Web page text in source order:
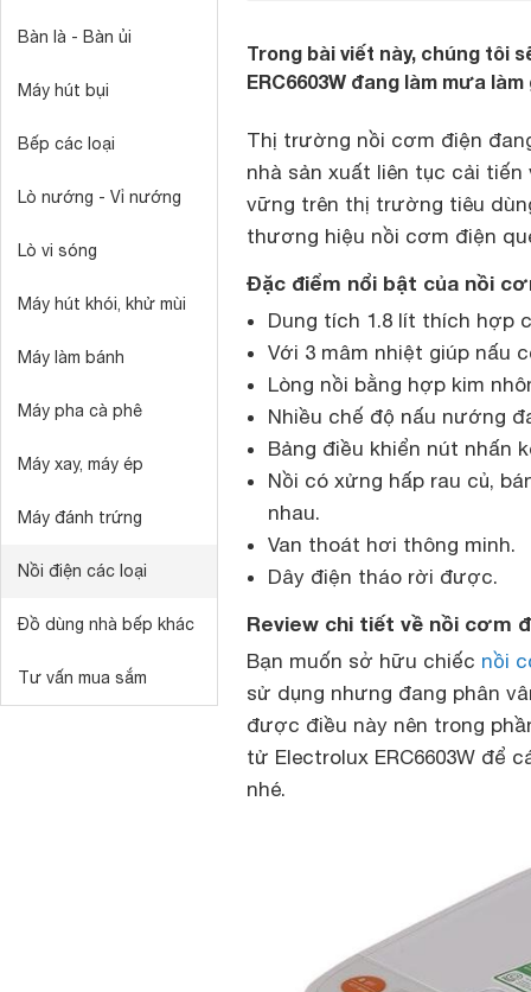
Bàn là - Bàn ủi
Máy hút bụi
Bếp các loại
Lò nướng - Vỉ nướng
Lò vi sóng
Máy hút khói, khử mùi
Máy làm bánh
Máy pha cà phê
Máy xay, máy ép
Máy đánh trứng
Nồi điện các loại
Đồ dùng nhà bếp khác
Tư vấn mua sắm
Trong bài viết này, chúng tôi
ERC6603W đang làm mưa
Thị trường nồi cơm điện
nhà sản xuất liên tục cải
vững trên thị trường tiêu
thương hiệu nồi cơm điện
Đặc điểm nổi bật của nồi
Dung tích 1.8 lít thích hợp
Với 3 mâm nhiệt giúp nấu
Lòng nồi bằng hợp kim
Nhiều chế độ nấu nướng
Bảng điều khiển nút nhấn
Nồi có xửng hấp rau củ,
nhau.
Van thoát hơi thông minh.
Dây điện tháo rời được.
Review chi tiết về nồi cơm
Bạn muốn sở hữu chiếc nồi
sử dụng nhưng đang phân
được điều này nên trong
tử Electrolux ERC6603W để
nhé.